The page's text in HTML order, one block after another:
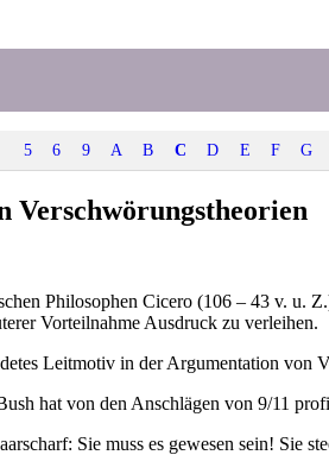
5 6 9 A B C D E F G
Verschwörungstheorien
Philosophen Cicero (106 – 43 v. u.
Vorteilnahme Ausdruck zu verleihen.
Leitmotiv in der Argumentation von
hat von den Anschlägen von 9/11
Sie muss es gewesen sein! Sie